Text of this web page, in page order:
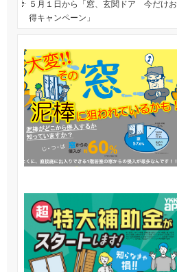
５月１日から「窓、玄関ドア 今だけお
得キャンペーン」